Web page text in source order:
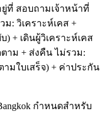
ที่ สอบถามเจ้าหน้าที่
: วิเคราะห์เคส +
) + เดินผู้วิเคราะห์เคส
ตาม + ส่งคืน ไม่รวม:
ามใบเสร็จ) + ค่าประกัน
กำหนดสำหรับ